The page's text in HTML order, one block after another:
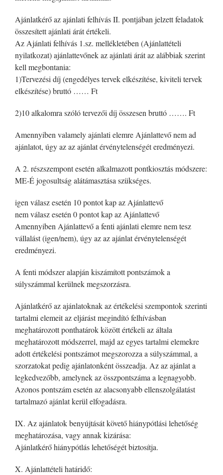
Ajánlatkérő az ajánlati felhívás II. pontjában jelzett feladatok
összesített ajánlati árát értékeli.
Az Ajánlati felhívás 1.sz. mellékletében (Ajánlattételi
nyilatkozat) ajánlattevőnek az ajánlati árát az alábbiak szerint
kell megbontania:
1)Tervezési díj (engedélyes tervek elkészítése, kiviteli tervek
elkészítése) bruttó …… Ft
2)10 alkalomra szóló tervezői díj összesen bruttó ……. Ft
Amennyiben valamely ajánlati elemre Ajánlattevő nem ad
ajánlatot, úgy az az ajánlat érvénytelenségét eredményezi.
A 2. részszempont esetén alkalmazott pontkiosztás módszere:
ME-É jogosultság alátámasztása szükséges.
igen válasz esetén 10 pontot kap az Ajánlattevő
nem válasz esetén 0 pontot kap az Ajánlattevő
Amennyiben Ajánlattevő a fenti ajánlati elemre nem tesz
vállalást (igen/nem), úgy az az ajánlat érvénytelenségét
eredményezi.
A fenti módszer alapján kiszámított pontszámok a
súlyszámmal kerülnek megszorzásra.
Ajánlatkérő az ajánlatoknak az értékelési szempontok szerinti
tartalmi elemeit az eljárást megindító felhívásban
meghatározott ponthatárok között értékeli az általa
meghatározott módszerrel, majd az egyes tartalmi elemekre
adott értékelési pontszámot megszorozza a súlyszámmal, a
szorzatokat pedig ajánlatonként összeadja. Az az ajánlat a
legkedvezőbb, amelynek az összpontszáma a legnagyobb.
Azonos pontszám esetén az alacsonyabb ellenszolgálatást
tartalmazó ajánlat kerül elfogadásra.
IX. Az ajánlatok benyújtását követő hiánypótlási lehetőség
meghatározása, vagy annak kizárása:
Ajánlatkérő hiánypótlás lehetőségét biztosítja.
X. Ajánlattételi határidő: